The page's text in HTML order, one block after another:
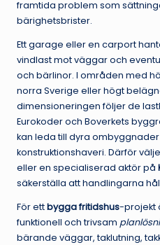
framtida problem som
bärighetsbrister.
Ett garage eller en carport
vindlast mot väggar och
och bärlinor. I områden med
norra Sverige eller högt
dimensioneringen följer de
Eurokoder och Boverkets
kan leda till dyra
konstruktionshaveri. Därför
eller en specialiserad aktör på
säkerställa att handlingarna
För ettbygga fritidshus-projekt
funktionell och trivsam
bärande väggar, taklutning,